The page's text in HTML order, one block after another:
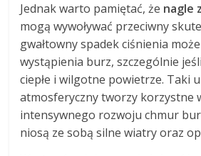
Jednak warto pamiętać, że nagle
mogą wywoływać przeciwny
gwałtowny spadek ciśnienia
wystąpienia burz, szczególnie
ciepłe i wilgotne powietrze. Taki
atmosferyczny tworzy korzystne
intensywnego rozwoju chmur
niosą ze sobą silne wiatry oraz